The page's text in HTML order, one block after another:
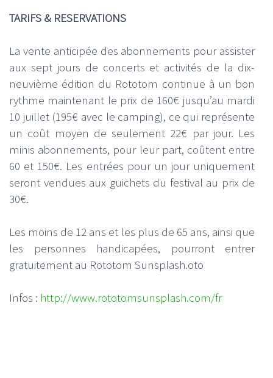
TARIFS & RESERVATIONS
La vente anticipée des abonnements pour assister
aux sept jours de concerts et activités de la dix-
neuvième édition du Rototom continue à un bon
rythme maintenant le prix de 160€ jusqu’au mardi
10 juillet (195€ avec le camping), ce qui représente
un coût moyen de seulement 22€ par jour. Les
minis abonnements, pour leur part, coûtent entre
60 et 150€. Les entrées pour un jour uniquement
seront vendues aux guichets du festival au prix de
30€.
Les moins de 12 ans et les plus de 65 ans, ainsi que
les personnes handicapées, pourront entrer
gratuitement au Rototom Sunsplash.oto
Infos : http://www.rototomsunsplash.com/fr